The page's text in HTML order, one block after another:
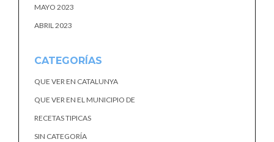
MAYO 2023
ABRIL 2023
CATEGORÍAS
QUE VER EN CATALUNYA
QUE VER EN EL MUNICIPIO DE
RECETAS TIPICAS
SIN CATEGORÍA